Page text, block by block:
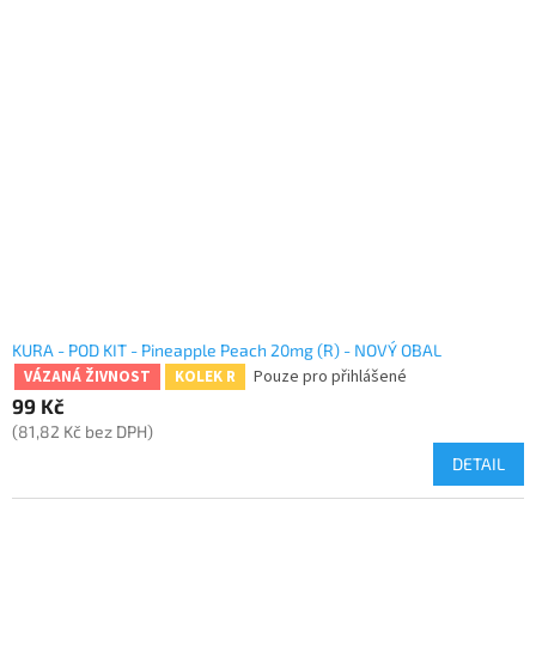
KURA - POD KIT - Pineapple Peach 20mg (R) - NOVÝ OBAL
VÁZANÁ ŽIVNOST KOLEK R
Pouze pro přihlášené
99 Kč
(81,82 Kč bez DPH)
DETAIL